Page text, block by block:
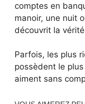
comptes en
manoir, une nuit
découvrit la
Parfois, les plus
possèdent le
aiment sans